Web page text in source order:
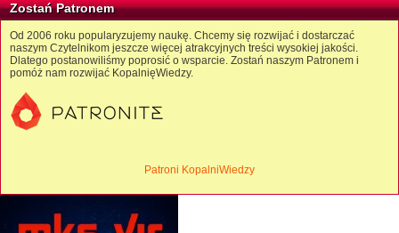
Zostań Patronem
Od 2006 roku popularyzujemy naukę. Chcemy się rozwijać i dostarczać
naszym Czytelnikom jeszcze więcej atrakcyjnych treści wysokiej jakości.
Dlatego postanowiliśmy poprosić o wsparcie. Zostań naszym Patronem i
pomóż nam rozwijać KopalnięWiedzy.
Patroni KopalniWiedzy